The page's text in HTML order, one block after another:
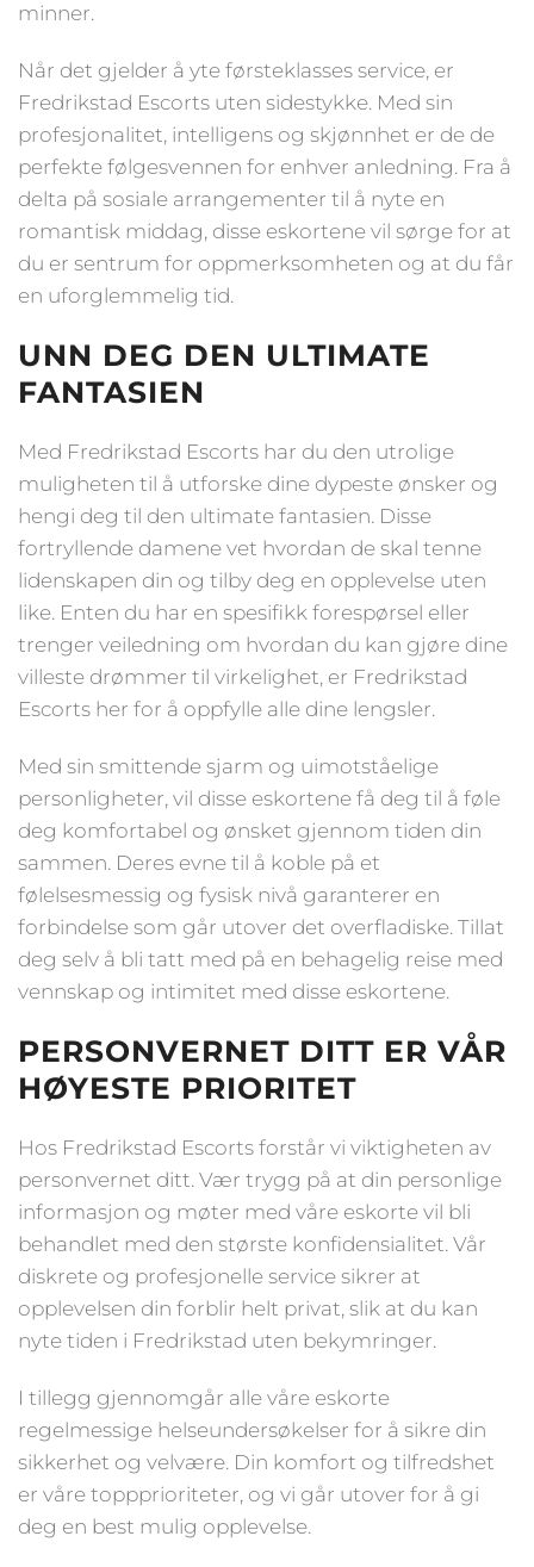
minner.
Når det gjelder å yte førsteklasses service, er
Fredrikstad Escorts uten sidestykke. Med sin
profesjonalitet, intelligens og skjønnhet er de de
perfekte følgesvennen for enhver anledning. Fra å
delta på sosiale arrangementer til å nyte en
romantisk middag, disse eskortene vil sørge for at
du er sentrum for oppmerksomheten og at du får
en uforglemmelig tid.
UNN DEG DEN ULTIMATE
FANTASIEN
Med Fredrikstad Escorts har du den utrolige
muligheten til å utforske dine dypeste ønsker og
hengi deg til den ultimate fantasien. Disse
fortryllende damene vet hvordan de skal tenne
lidenskapen din og tilby deg en opplevelse uten
like. Enten du har en spesifikk forespørsel eller
trenger veiledning om hvordan du kan gjøre dine
villeste drømmer til virkelighet, er Fredrikstad
Escorts her for å oppfylle alle dine lengsler.
Med sin smittende sjarm og uimotståelige
personligheter, vil disse eskortene få deg til å føle
deg komfortabel og ønsket gjennom tiden din
sammen. Deres evne til å koble på et
følelsesmessig og fysisk nivå garanterer en
forbindelse som går utover det overfladiske. Tillat
deg selv å bli tatt med på en behagelig reise med
vennskap og intimitet med disse eskortene.
PERSONVERNET DITT ER VÅR
HØYESTE PRIORITET
Hos Fredrikstad Escorts forstår vi viktigheten av
personvernet ditt. Vær trygg på at din personlige
informasjon og møter med våre eskorte vil bli
behandlet med den største konfidensialitet. Vår
diskrete og profesjonelle service sikrer at
opplevelsen din forblir helt privat, slik at du kan
nyte tiden i Fredrikstad uten bekymringer.
I tillegg gjennomgår alle våre eskorte
regelmessige helseundersøkelser for å sikre din
sikkerhet og velvære. Din komfort og tilfredshet
er våre toppprioriteter, og vi går utover for å gi
deg en best mulig opplevelse.